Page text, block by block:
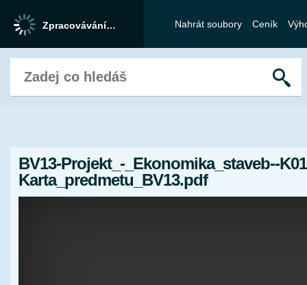
Zpracovávání… Nahrát soubory Ceník
BV13-Projekt_-_Ekonomika_staveb--
Karta_predmetu_BV13.pdf